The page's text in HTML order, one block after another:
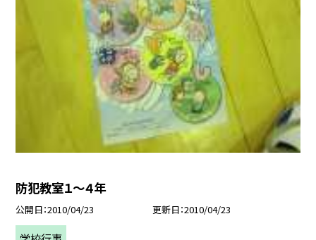
防犯教室１〜４年
公開日 2010/04/23 更新日 2010/04/23